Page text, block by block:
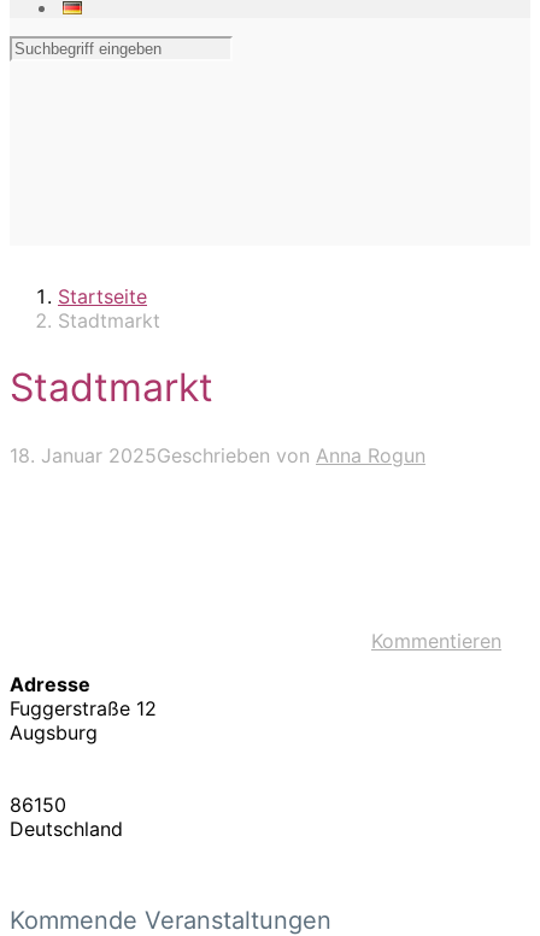
Startseite
Stadtmarkt
Stadtmarkt
18. Januar 2025Geschrieben von Anna Rogun
Kommentieren
Adresse
Fuggerstraße 12
Augsburg
86150
Deutschland
Kommende Veranstaltungen